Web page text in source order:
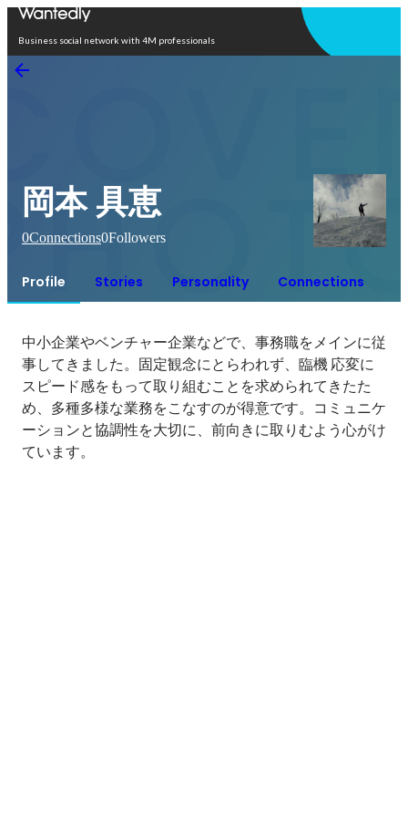
Business social network with 4M professionals
岡本 具恵
0Connections0Followers
Profile Stories Personality Connections
中小企業やベンチャー企業などで、事務職をメインに従
事してきました。固定観念にとらわれず、臨機 応変に
スピード感をもって取り組むことを求められてきたた
め、多種多様な業務をこなすのが得意です。コミュニケ
ーションと協調性を大切に、前向きに取りむよう心がけ
ています。